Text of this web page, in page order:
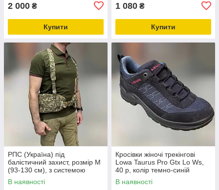
2 000 ₴
Купити
1 080 ₴
Купити
РПС (Україна) під
балістичний захист, розмір M
(93-130 см), з системою
Моллі, WINTAC, Піксель,
жилет розвантажувальний,
В наявності
Кросівки жіночі трекінгові
Lowa Taurus Pro Gtx Lo Ws,
40 р, колір темно-синій
(navy), легкі трекінгові жіночі
черевики
В наявності